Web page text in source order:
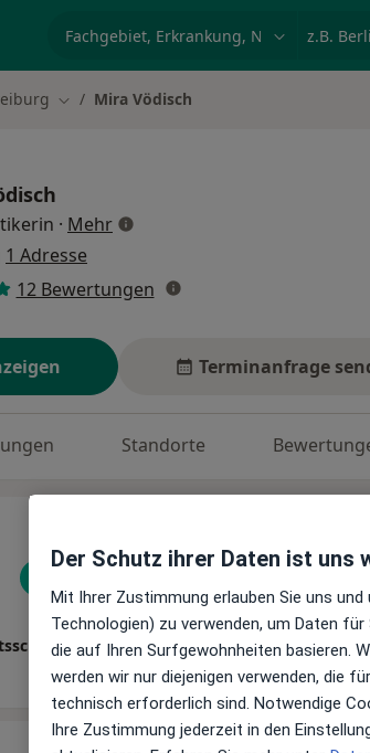
Stadt ändern
Mira Vödisch
· Mehrüber Spezialisierungen
1 Adresse
12 Bewertungen
Terminanfrage
Standorte
Top 10
Juni 2022
Der Schutz ihrer Daten ist uns
Mit Ihrer Zustimmung erlauben Sie uns
Technologien) zu verwenden, um Daten
die auf Ihren Surfgewohnheiten basieren.
werden wir nur diejenigen verwenden, die
technisch erforderlich sind. Notwendige
Ihre Zustimmung jederzeit in den